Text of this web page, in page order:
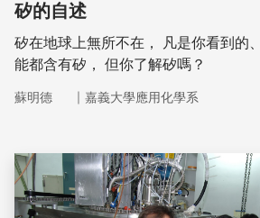
矽的自述
矽在地球上無所不在， 凡是你看到的
能都含有矽， 但你了解矽嗎？
蘇明德 ｜ 嘉義大學應用化學系